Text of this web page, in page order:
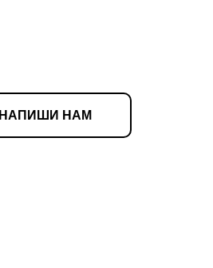
НАПИШИ НАМ